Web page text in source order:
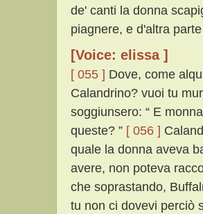
de' canti la donna
piagnere, e d'altra
[Voice: elissa ]
[ 055 ] Dove, come
Calandrino? vuoi tu
soggiunsero: “ E
queste? ” [ 056 ]
quale la donna aveva
avere, non poteva
che soprastando,
tu non ci dovevi perciò